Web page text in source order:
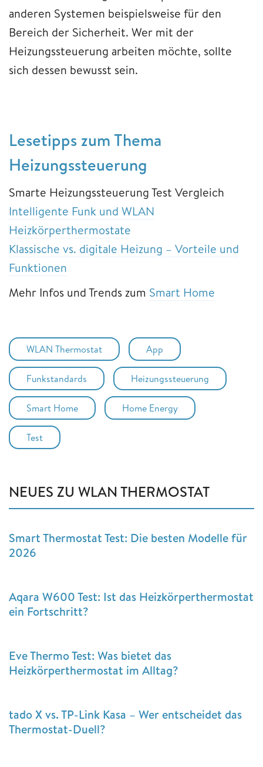
anderen Systemen beispielsweise für den
Bereich der Sicherheit. Wer mit der
Heizungssteuerung arbeiten möchte, sollte
sich dessen bewusst sein.
Lesetipps zum Thema
Heizungssteuerung
Smarte Heizungssteuerung Test Vergleich
Intelligente Funk und WLAN
Heizkörperthermostate
Klassische vs. digitale Heizung – Vorteile und
Funktionen
Mehr Infos und Trends zum Smart Home
WLAN Thermostat App
Funkstandards Heizungssteuerung
Smart Home Home Energy
Test
NEUES ZU WLAN THERMOSTAT
Smart Thermostat Test: Die besten Modelle für
2026
Aqara W600 Test: Ist das Heizkörperthermostat
ein Fortschritt?
Eve Thermo Test: Was bietet das
Heizkörperthermostat im Alltag?
tado X vs. TP-Link Kasa – Wer entscheidet das
Thermostat-Duell?